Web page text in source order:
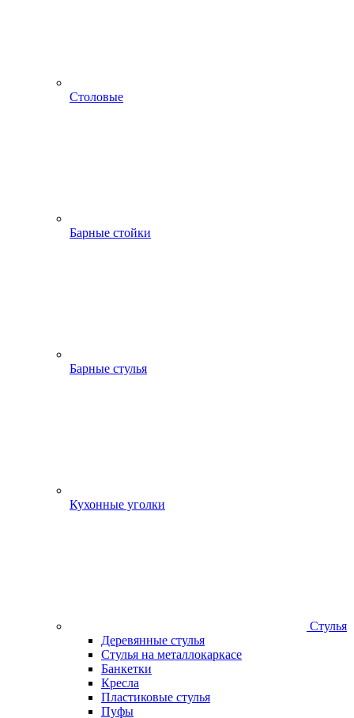
Столовые
Барные стойки
Барные стулья
Кухонные уголки
Стулья
Деревянные стулья
Стулья на металлокаркасе
Банкетки
Кресла
Пластиковые стулья
Пуфы